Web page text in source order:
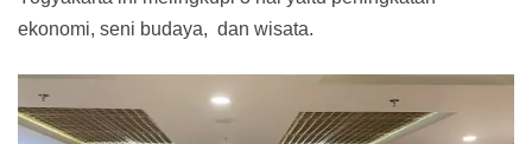
ekonomi, seni budaya, dan wisata.